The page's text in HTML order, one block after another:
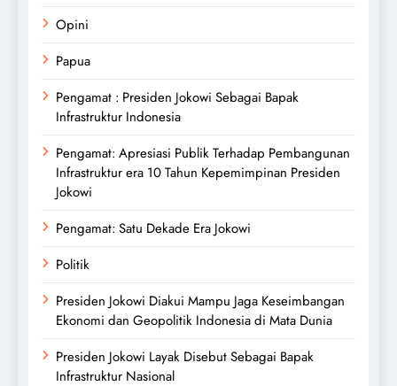
Opini
Papua
Pengamat : Presiden Jokowi Sebagai Bapak
Infrastruktur Indonesia
Pengamat: Apresiasi Publik Terhadap Pembangunan
Infrastruktur era 10 Tahun Kepemimpinan Presiden
Jokowi
Pengamat: Satu Dekade Era Jokowi
Politik
Presiden Jokowi Diakui Mampu Jaga Keseimbangan
Ekonomi dan Geopolitik Indonesia di Mata Dunia
Presiden Jokowi Layak Disebut Sebagai Bapak
Infrastruktur Nasional